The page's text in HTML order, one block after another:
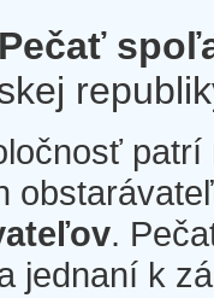
Pečať
.
jednaní k